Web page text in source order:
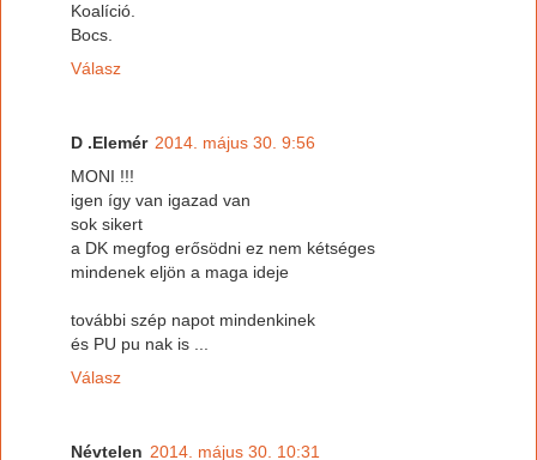
Koalíció.
Bocs.
Válasz
D .Elemér 2014. május 30. 9:56
MONI !!!
igen így van igazad van
sok sikert
a DK megfog erősödni ez nem kétséges
mindenek eljön a maga ideje
további szép napot mindenkinek
és PU pu nak is ...
Válasz
Névtelen 2014. május 30. 10:31